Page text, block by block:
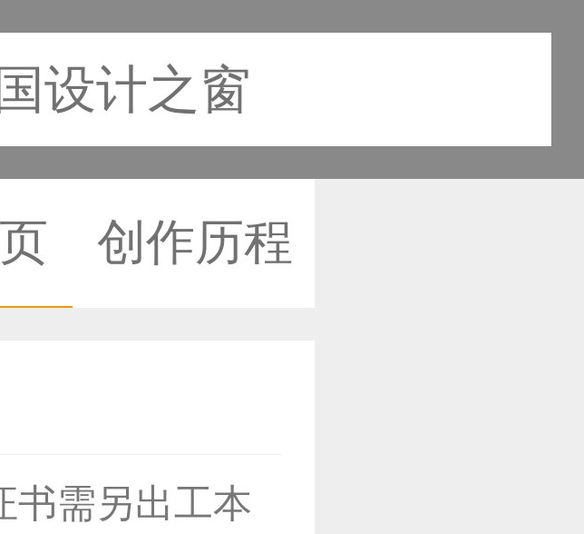
设计之窗
创作历程
户作品已成功备案！
书需另出工本